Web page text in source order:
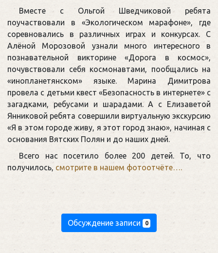
Вместе с Ольгой Шведчиковой ребята
поучаствовали в «Экологическом марафоне», где
соревновались в различных играх и конкурсах. С
Алёной Морозовой узнали много интересного в
познавательной викторине «Дорога в космос»,
почувствовали себя космонавтами, пообщались на
«инопланетянском» языке. Марина Димитрова
провела с детьми квест «Безопасность в интернете» с
загадками, ребусами и шарадами. А с Елизаветой
Янниковой ребята совершили виртуальную экскурсию
«Я в этом городе живу, я этот город знаю», начиная с
основания Вятских Полян и до наших дней.
Всего нас посетило более 200 детей. То, что
получилось, смотрите в нашем фотоотчёте….
Обсуждение записи 0